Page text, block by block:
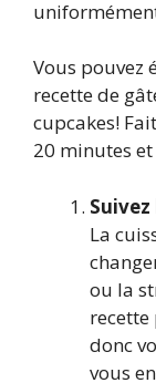
Vous pouvez
recette de
cupcakes!
20 minutes
La
ou la
recette
donc
vous